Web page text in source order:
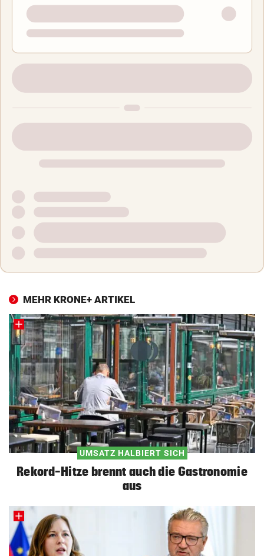
MEHR KRONE+ ARTIKEL
UMSATZ HALBIERT SICH
Rekord-Hitze brennt auch die Gastronomie
aus